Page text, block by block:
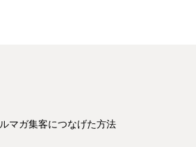
ルマガ集客につなげた方法